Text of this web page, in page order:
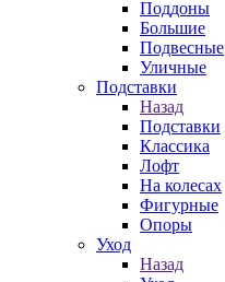
Поддоны
Большие
Подвесные
Уличные
Подставки
Назад
Подставки
Классика
Лофт
На колесах
Фигурные
Опоры
Уход
Назад